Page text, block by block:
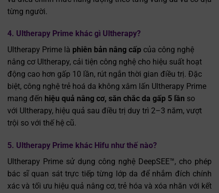
từng người.
4. Ultherapy Prime khác gì Ultherapy?
Ultherapy Prime là phiên bản nâng cấp của công nghệ
nâng cơ Ultherapy, cải tiện công nghệ cho hiệu suất hoạt
động cao hơn gấp 10 lần, rút ngắn thời gian điều trị. Đặc
biệt, công nghệ trẻ hoá da không xâm lấn Ultherapy Prime
mang đến hiệu quả nâng cơ, săn chắc da gấp 5 lần so
với Ultherapy, hiệu quả sau điều trị duy trì 2–3 năm, vượt
trội so với thế hệ cũ.
5. Ultherapy Prime khác Hifu như thế nào?
Ultherapy Prime sử dụng công nghệ DeepSEE™, cho phép
bác sĩ quan sát trực tiếp từng lớp da để nhắm đích chính
xác và tối ưu hiệu quả nâng cơ, trẻ hóa và xóa nhăn với kết